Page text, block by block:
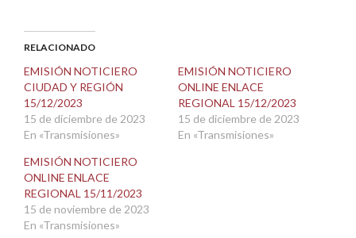
(Se
abre
una
ventana
nueva)
(Se
abre
una
ventana
nueva)
RELACIONADO
EMISIÓN NOTICIERO
CIUDAD Y REGIÓN
15/12/2023
15 de diciembre de 2023
En «Transmisiones»
EMISIÓN NOTICIERO
ONLINE ENLACE
REGIONAL 15/12/2023
15 de diciembre de 2023
En «Transmisiones»
EMISIÓN NOTICIERO
ONLINE ENLACE
REGIONAL 15/11/2023
15 de noviembre de 2023
En «Transmisiones»